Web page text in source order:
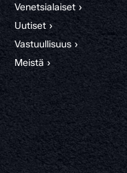
Venetsialaiset ›
Uutiset ›
Vastuullisuus ›
Meistä ›